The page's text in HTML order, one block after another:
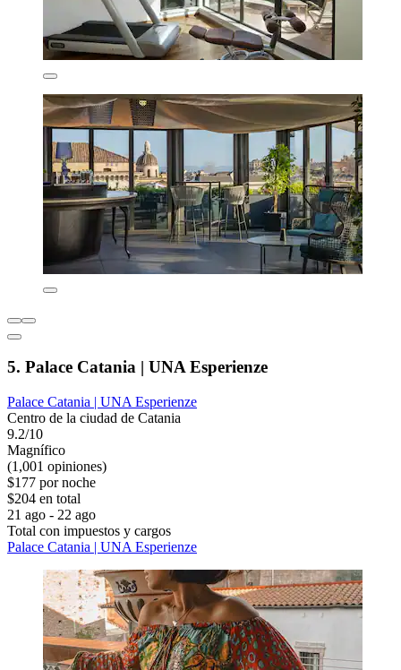
5. Palace Catania | UNA Esperienze
Palace Catania | UNA Esperienze
Centro de la ciudad de Catania
9.2/10
Magnífico
(1,001 opiniones)
$177 por noche
$204 en total
21 ago - 22 ago
Total con impuestos y cargos
Palace Catania | UNA Esperienze